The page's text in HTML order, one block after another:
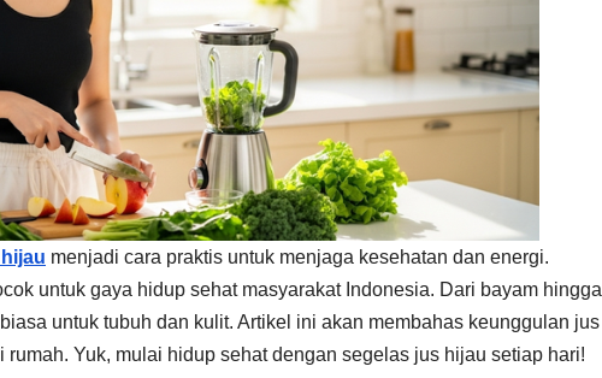
menjadi cara praktis untuk menjaga kesehatan dan energi.
untuk gaya hidup sehat masyarakat Indonesia. Dari bayam hingga
untuk tubuh dan kulit. Artikel ini akan membahas keunggulan jus
Yuk, mulai hidup sehat dengan segelas jus hijau setiap hari!